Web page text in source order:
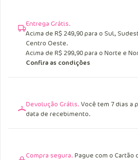
Entrega Grátis.
Acima de R$ 249,90 para o Sul,
Centro Oeste.
Acima de R$ 299,90 para o Norte e
Confira as condições
Devolução Grátis. Você tem 7 dias a
data de recebimento.
Compra segura. Pague com o Cartão